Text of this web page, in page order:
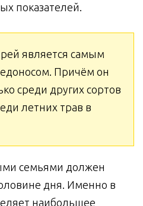
показателей.
является самым
Причём он
среди других сортов
летних трав в
семьями должен
дня. Именно в
наибольшее